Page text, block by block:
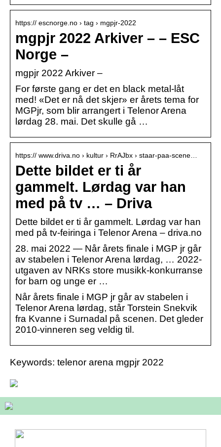
https:// escnorge.no › tag › mgpjr-2022
mgpjr 2022 Arkiver – – ESC
Norge –
mgpjr 2022 Arkiver –
For første gang er det en black metal-låt
med! «Det er nå det skjer» er årets tema for
MGPjr, som blir arrangert i Telenor Arena
lørdag 28. mai. Det skulle gå …
https:// www.driva.no › kultur › RrAJbx › staar-paa-scene…
Dette bildet er ti år
gammelt. Lørdag var han
med på tv … – Driva
Dette bildet er ti år gammelt. Lørdag var han
med på tv-feiringa i Telenor Arena – driva.no
28. mai 2022 — Når årets finale i MGP jr går
av stabelen i Telenor Arena lørdag, … 2022-
utgaven av NRKs store musikk-konkurranse
for barn og unge er …
Når årets finale i MGP jr går av stabelen i
Telenor Arena lørdag, står Torstein Snekvik
fra Kvanne i Surnadal på scenen. Det gleder
2010-vinneren seg veldig til.
Keywords: telenor arena mgpjr 2022